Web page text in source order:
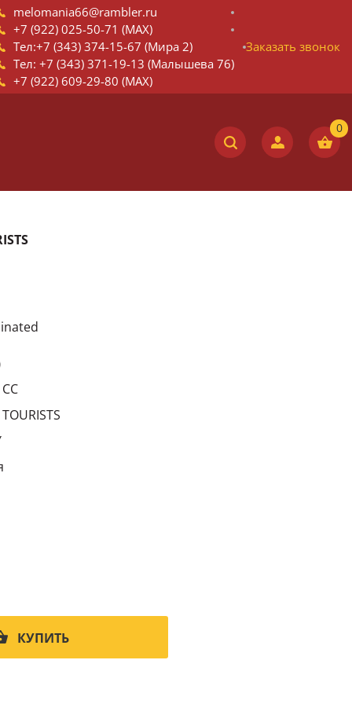
melomania66@rambler.ru
+7 (922) 025-50-71 (MAX)
Тел:+7 (343) 374-15-67 (Мира 2)
Тел: +7 (343) 371-19-13 (Малышева 76)
+7 (922) 609-29-80 (MAX)
Заказать звонок
КУПИТЬ